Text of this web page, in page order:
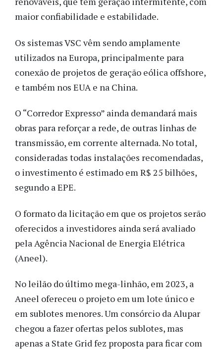
maior confiabilidade e estabilidade.
Os sistemas VSC vêm sendo amplamente
utilizados na Europa, principalmente para
conexão de projetos de geração eólica offshore,
e também nos EUA e na China.
O “Corredor Expresso” ainda demandará mais
obras para reforçar a rede, de outras linhas de
transmissão, em corrente alternada. No total,
consideradas todas instalações recomendadas,
o investimento é estimado em R$ 25 bilhões,
segundo a EPE.
O formato da licitação em que os projetos serão
oferecidos a investidores ainda será avaliado
pela Agência Nacional de Energia Elétrica
(Aneel).
No leilão do último mega-linhão, em 2023, a
Aneel ofereceu o projeto em um lote único e
em sublotes menores. Um consórcio da Alupar
chegou a fazer ofertas pelos sublotes, mas
apenas a State Grid fez proposta para ficar com